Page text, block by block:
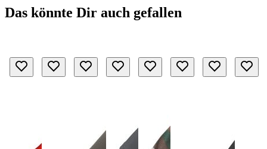
Das könnte Dir auch gefallen